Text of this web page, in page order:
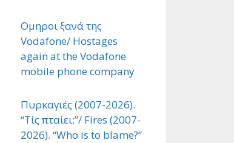
΄Ομηροι ξανά της
Vodafone/ Hostages
again at the Vodafone
mobile phone company
Πυρκαγιές (2007-2026).
“Τίς πταίει;”/ Fires (2007-
2026). “Who is to blame?”